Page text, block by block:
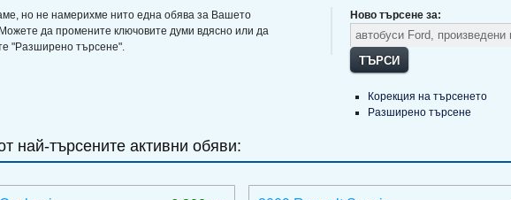
но не намерихме нито една обява за Вашето
да промените ключовите думи вдясно или да
"Разширено търсене".
Ново търсене за:
ТЪРСИ
Корекция на търсенето
Разширено търсене
най-търсените активни обяви: